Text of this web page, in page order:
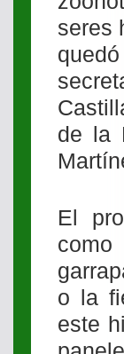
seres
de la
El
o la
este